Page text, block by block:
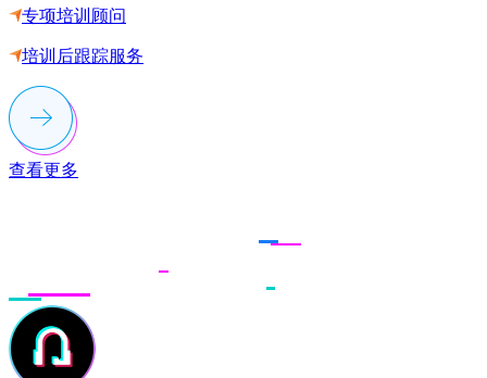
专项培训顾问
培训后跟踪服务
查看更多